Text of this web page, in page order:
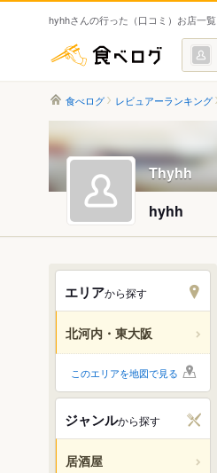
hyhhさんの行った（口コミ）お店一覧
食べログ
食べログ レビュアーランキング
Thyhh
hyhh
エリアから探す
北河内・東大阪
このエリアを地図で見る
ジャンルから探す
居酒屋